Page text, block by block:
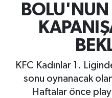
BOLU'NUN
KFC Kadınlar 1.
sonu oynanacak
Haftalar önce